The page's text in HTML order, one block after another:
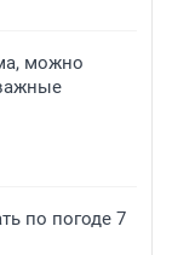
можно
по погоде 7